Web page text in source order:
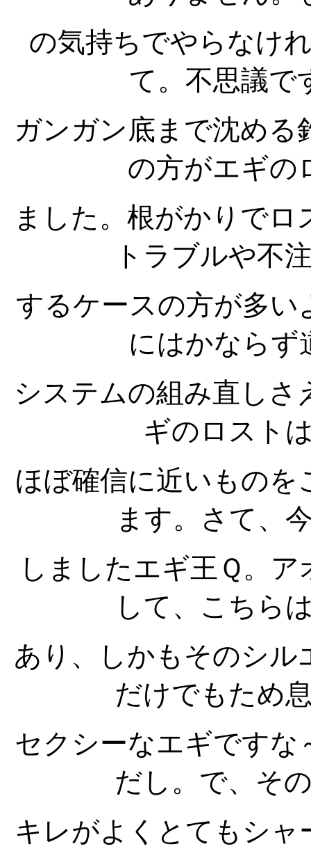
の気持ちでやらなけ
て。不思議で
ガンガン底まで沈め
の方がエギの
ました。根がかりで
トラブルや不
するケースの方が多い
にはかならず
システムの組み直し
ギのロスト
ほぼ確信に近いもの
ます。さて、
しましたエギ王Ｑ。
して、こちら
あり、しかもそのシ
だけでもため
セクシーなエギです
だし。で、そ
キレがよくとてもシ